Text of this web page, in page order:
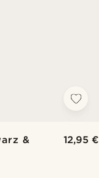
&
12,95 €